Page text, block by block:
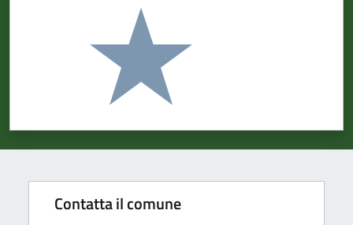
Valuta 1 stelle su 5
Contatta il comune